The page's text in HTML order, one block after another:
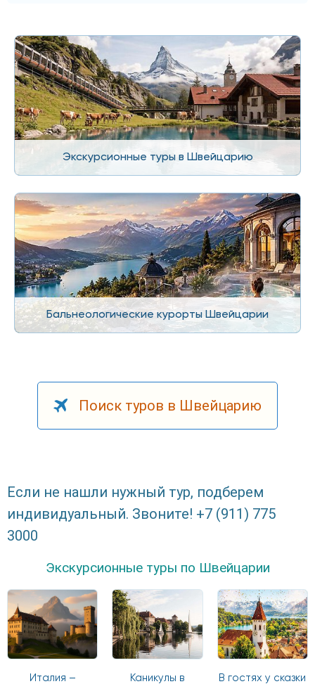
Экскурсионные туры в Швейцарию
Бальнеологические курорты Швейцарии
Поиск туров в Швейцарию
Если не нашли нужный тур, подберем
индивидуальный. Звоните! +7 (911) 775
3000
Экскурсионные туры по Швейцарии
Италия –
Каникулы в
В гостях у сказки